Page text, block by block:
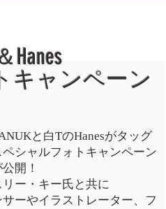
Hanes
キャンペーン
と白TのHanesがタッグ
ペシャルフォトキャンペーン
開！
ー・キー氏と共に
ーやイラストレーター、フ